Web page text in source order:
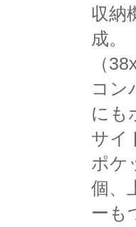
収納
成。
（
コン
にも
サイ
ポケ
個、
ーも